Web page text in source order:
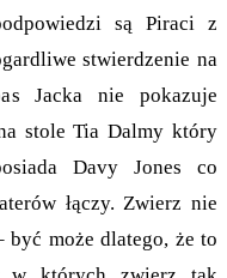
są Piraci z
stwierdzenie na
Jacka nie pokazuje
stole Tia Dalmy który
Davy Jones co
łączy. Zwierz nie
być może dlatego, że to